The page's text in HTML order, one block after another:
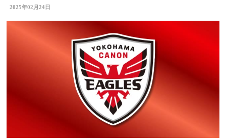
2025年02月24日